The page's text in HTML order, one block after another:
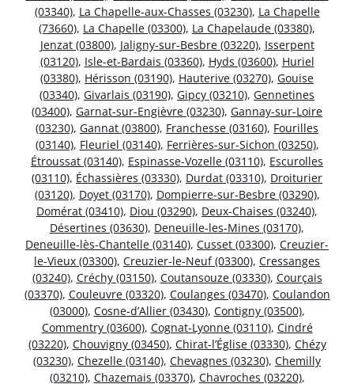
(03340), La Chapelle-aux-Chasses (03230), La Chapelle
(73660), La Chapelle (03300), La Chapelaude (03380),
Jenzat (03800), Jaligny-sur-Besbre (03220), Isserpent
(03120), Isle-et-Bardais (03360), Hyds (03600), Huriel
(03380), Hérisson (03190), Hauterive (03270), Gouise
(03340), Givarlais (03190), Gipcy (03210), Gennetines
(03400), Garnat-sur-Engièvre (03230), Gannay-sur-Loire
(03230), Gannat (03800), Franchesse (03160), Fourilles
(03140), Fleuriel (03140), Ferrières-sur-Sichon (03250),
Étroussat (03140), Espinasse-Vozelle (03110), Escurolles
(03110), Échassières (03330), Durdat (03310), Droiturier
(03120), Doyet (03170), Dompierre-sur-Besbre (03290),
Domérat (03410), Diou (03290), Deux-Chaises (03240),
Désertines (03630), Deneuille-les-Mines (03170),
Deneuille-lès-Chantelle (03140), Cusset (03300), Creuzier-
le-Vieux (03300), Creuzier-le-Neuf (03300), Cressanges
(03240), Créchy (03150), Coutansouze (03330), Courçais
(03370), Couleuvre (03320), Coulanges (03470), Coulandon
(03000), Cosne-d’Allier (03430), Contigny (03500),
Commentry (03600), Cognat-Lyonne (03110), Cindré
(03220), Chouvigny (03450), Chirat-l’Église (03330), Chézy
(03230), Chezelle (03140), Chevagnes (03230), Chemilly
(03210), Chazemais (03370), Chavroches (03220),